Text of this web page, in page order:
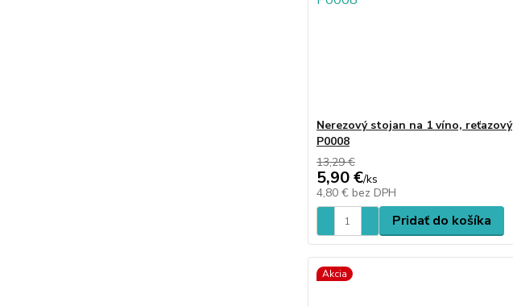
Nerezový stojan na 1 víno, reťazový
P0008
13,29 €
5,90 €/ks
4,80 € bez DPH
Pridať do košíka
Akcia